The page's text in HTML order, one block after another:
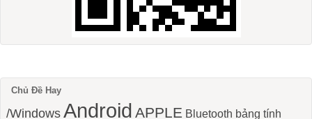
Chủ Đề Hay
/Windows Android APPLE Bluetooth bảng tính